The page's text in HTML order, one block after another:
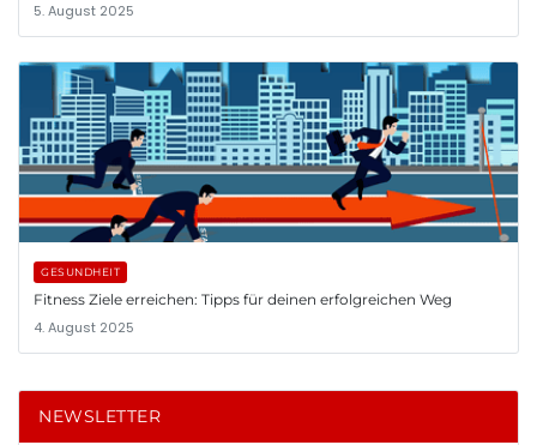
5. August 2025
GESUNDHEIT
Fitness Ziele erreichen: Tipps für deinen erfolgreichen Weg
4. August 2025
NEWSLETTER